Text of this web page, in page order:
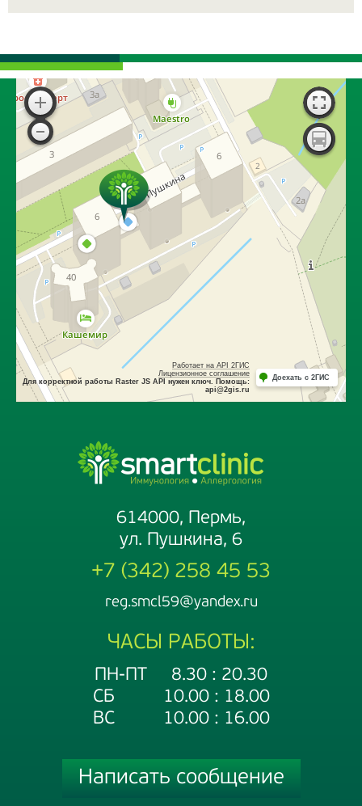
614000, Пермь,
ул. Пушкина, 6
+7 (342) 258 45 53
reg.smcl59@yandex.ru
ЧАСЫ РАБОТЫ:
ПН-ПТ 8.30 : 20.30
СБ 10.00 : 18.00
ВС 10.00 : 16.00
Написать сообщение